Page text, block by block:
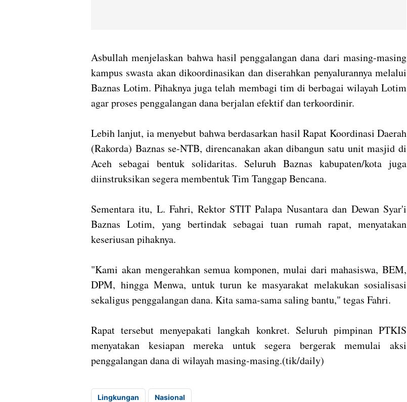
Asbullah menjelaskan bahwa hasil penggalangan dana dari masing-masing
kampus swasta akan dikoordinasikan dan diserahkan penyalurannya melalui
Baznas Lotim. Pihaknya juga telah membagi tim di berbagai wilayah Lotim
agar proses penggalangan dana berjalan efektif dan terkoordinir.
Lebih lanjut, ia menyebut bahwa berdasarkan hasil Rapat Koordinasi Daerah
(Rakorda) Baznas se-NTB, direncanakan akan dibangun satu unit masjid di
Aceh sebagai bentuk solidaritas. Seluruh Baznas kabupaten/kota juga
diinstruksikan segera membentuk Tim Tanggap Bencana.
Sementara itu, L. Fahri, Rektor STIT Palapa Nusantara dan Dewan Syar'i
Baznas Lotim, yang bertindak sebagai tuan rumah rapat, menyatakan
keseriusan pihaknya.
"Kami akan mengerahkan semua komponen, mulai dari mahasiswa, BEM,
DPM, hingga Menwa, untuk turun ke masyarakat melakukan sosialisasi
sekaligus penggalangan dana. Kita sama-sama saling bantu," tegas Fahri.
Rapat tersebut menyepakati langkah konkret. Seluruh pimpinan PTKIS
menyatakan kesiapan mereka untuk segera bergerak memulai aksi
penggalangan dana di wilayah masing-masing.(tik/daily)
Lingkungan Nasional